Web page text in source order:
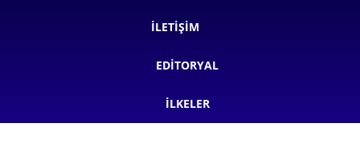
İLETIŞIM
EDITORYAL
İLKELER